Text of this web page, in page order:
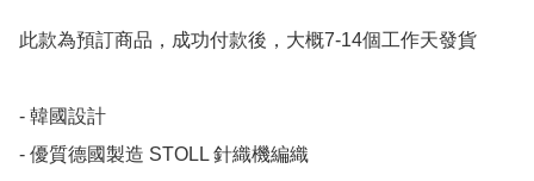
此款為預訂商品，成功付款後，大概7-14個工作天發貨
- 韓國設計
- 優質德國製造 STOLL 針織機編織